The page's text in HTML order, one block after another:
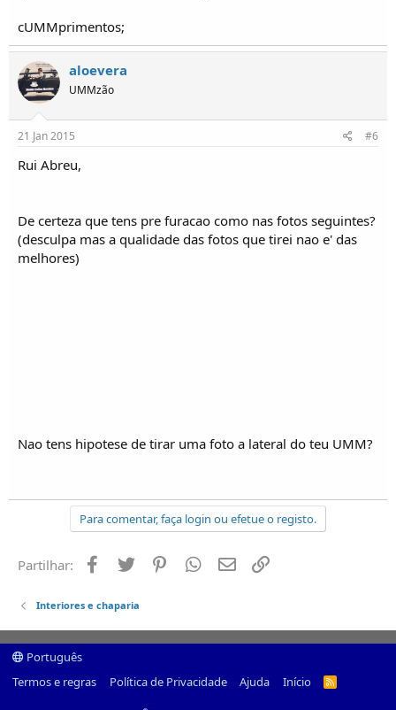
cUMMprimentos;
aloevera
UMMzão
21 Jan 2015 #6
Rui Abreu,
De certeza que tens pre furacao como nas fotos seguintes?
(desculpa mas a qualidade das fotos que tirei nao e' das
melhores)
Nao tens hipotese de tirar uma foto a lateral do teu UMM?
Para comentar, faça login ou efetue o registo.
Partilhar: Facebook
Twitter PinterestWhatsapp
Email
Interiores e chaparia
Português
Termos e regras
Política de Privacidade Ajuda Início
R